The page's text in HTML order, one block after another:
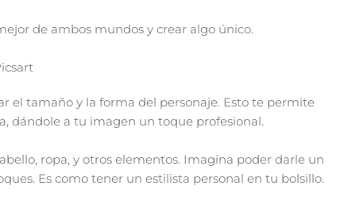
de ambos mundos y crear algo único.
el tamaño y la forma del personaje. Esto te permite
dándole a tu imagen un toque profesional.
ropa, y otros elementos. Imagina poder darle un
Es como tener un estilista personal en tu bolsillo.